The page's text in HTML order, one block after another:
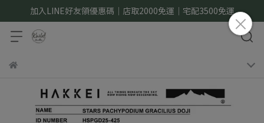
加入LINE好友領優惠碼｜店取2000免運｜宅配3500免運